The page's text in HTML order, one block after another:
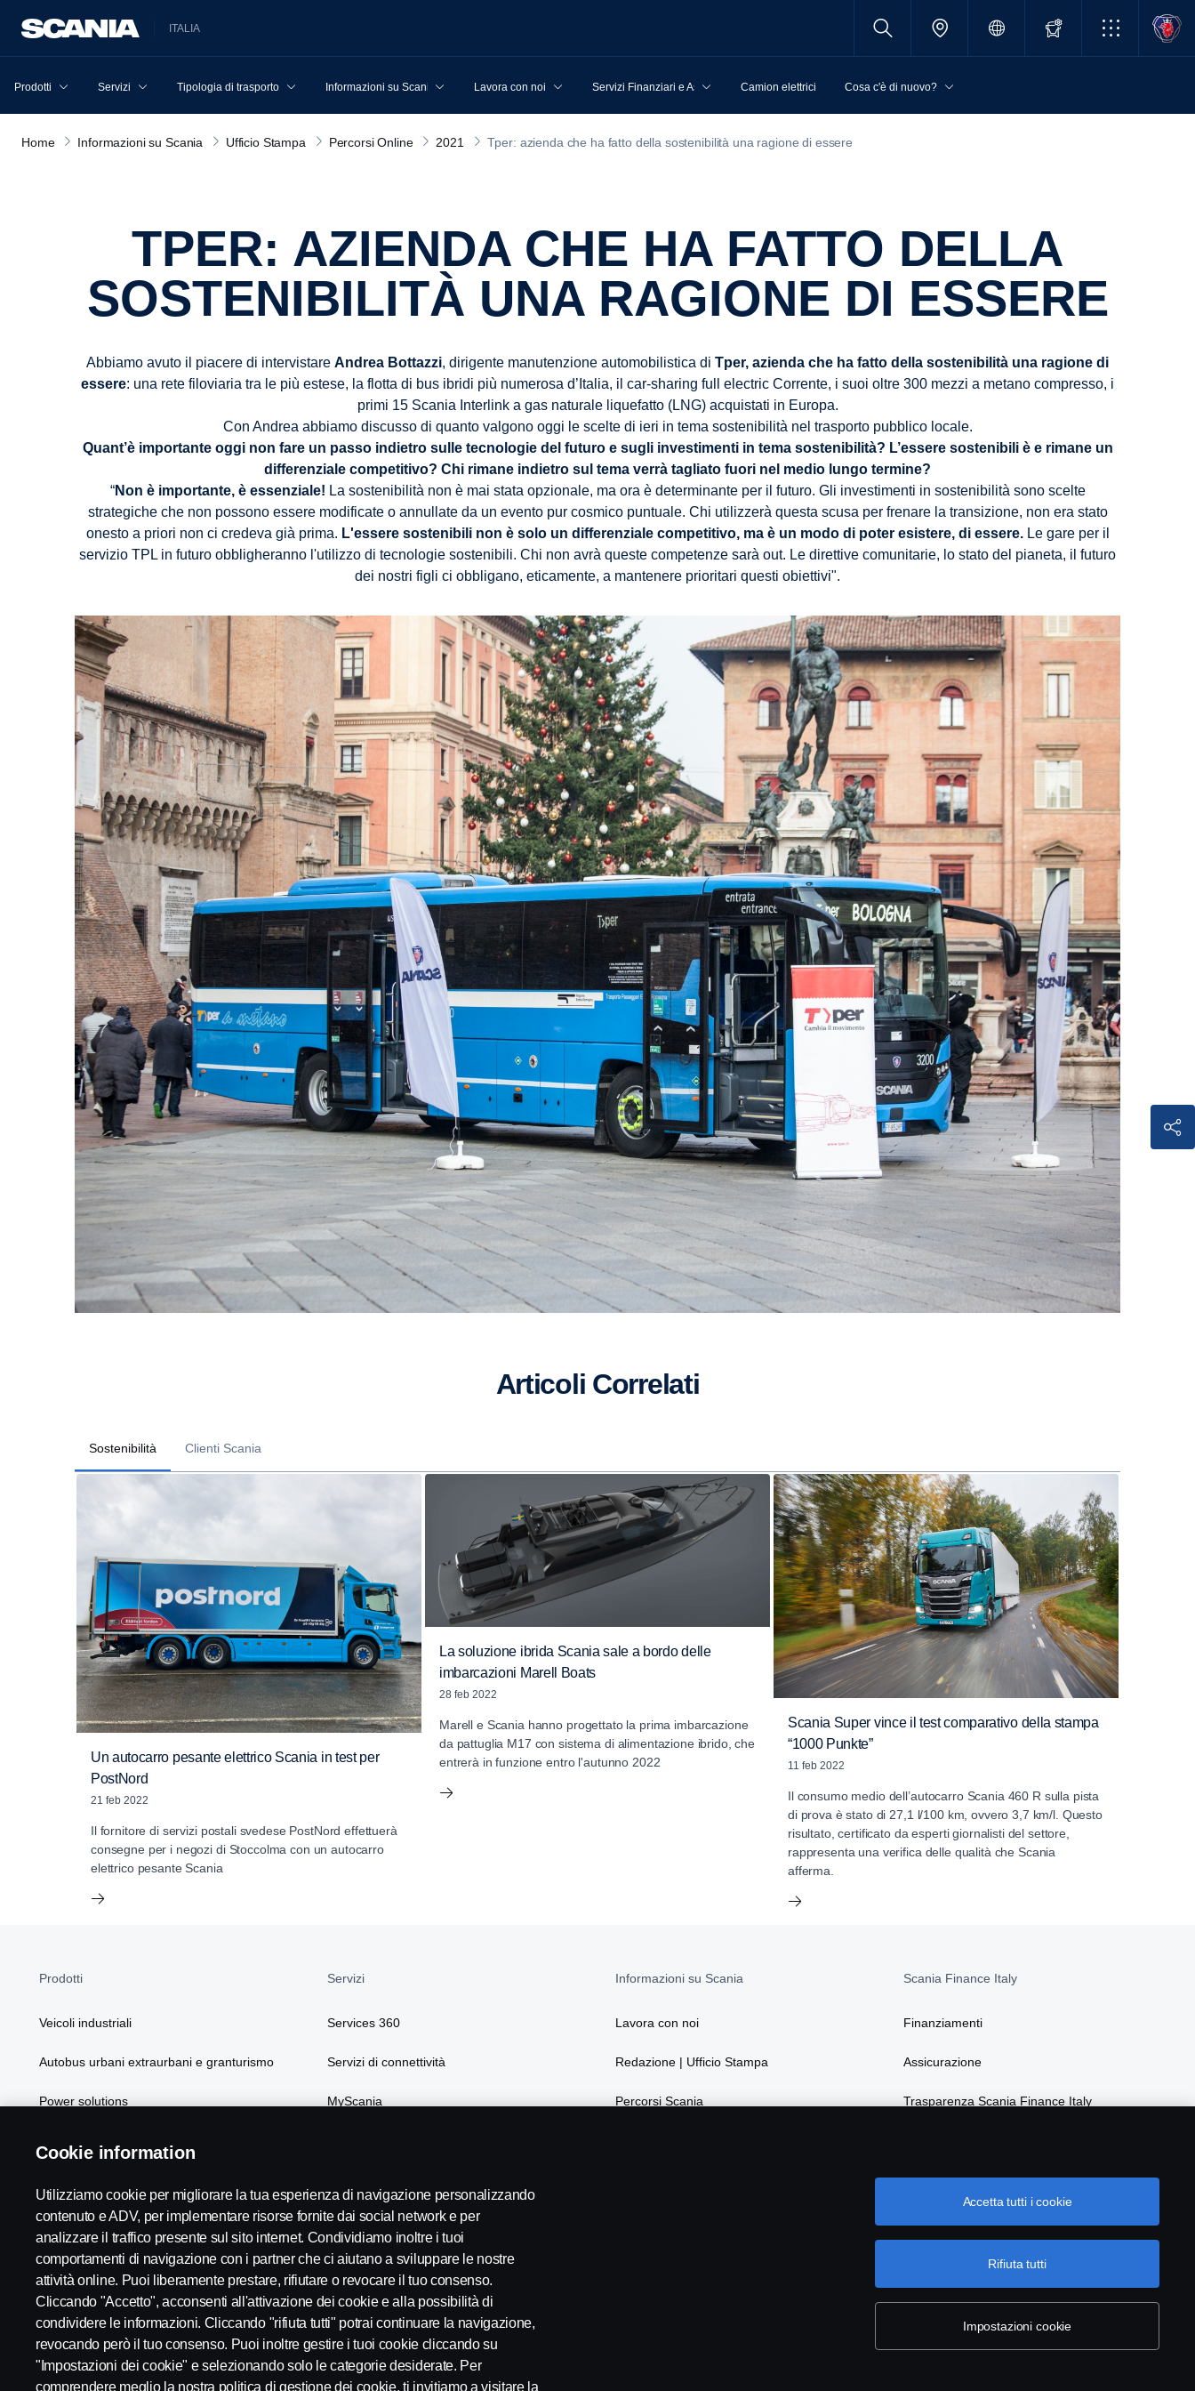
ITALIA
Prodotti Servizi Tipologia di trasporto Informazioni su Scania Lavora con noi Servizi Finanziari e AssicurativiCamion elettrici Cosa c'è di nuovo?
Home Informazioni su Scania Ufficio Stampa Percorsi Online 2021 Tper: azienda che ha fatto della sostenibilità una ragione di essere
TPER: AZIENDA CHE HA FATTO DELLA
SOSTENIBILITÀ UNA RAGIONE DI ESSERE
Abbiamo avuto il piacere di intervistare Andrea Bottazzi, dirigente manutenzione automobilistica di Tper, azienda che ha fatto della sostenibilità una ragione di
essere: una rete filoviaria tra le più estese, la flotta di bus ibridi più numerosa d’Italia, il car-sharing full electric Corrente, i suoi oltre 300 mezzi a metano compresso, i
primi 15 Scania Interlink a gas naturale liquefatto (LNG) acquistati in Europa.
Con Andrea abbiamo discusso di quanto valgono oggi le scelte di ieri in tema sostenibilità nel trasporto pubblico locale.
Quant’è importante oggi non fare un passo indietro sulle tecnologie del futuro e sugli investimenti in tema sostenibilità? L’essere sostenibili è e rimane un
differenziale competitivo? Chi rimane indietro sul tema verrà tagliato fuori nel medio lungo termine?
“Non è importante, è essenziale! La sostenibilità non è mai stata opzionale, ma ora è determinante per il futuro. Gli investimenti in sostenibilità sono scelte
strategiche che non possono essere modificate o annullate da un evento pur cosmico puntuale. Chi utilizzerà questa scusa per frenare la transizione, non era stato
onesto a priori non ci credeva già prima. L'essere sostenibili non è solo un differenziale competitivo, ma è un modo di poter esistere, di essere. Le gare per il
servizio TPL in futuro obbligheranno l'utilizzo di tecnologie sostenibili. Chi non avrà queste competenze sarà out. Le direttive comunitarie, lo stato del pianeta, il futuro
dei nostri figli ci obbligano, eticamente, a mantenere prioritari questi obiettivi".
Articoli Correlati
Sostenibilità Clienti Scania
Un autocarro pesante elettrico Scania in test per
PostNord
21 feb 2022
Il fornitore di servizi postali svedese PostNord effettuerà
consegne per i negozi di Stoccolma con un autocarro
elettrico pesante Scania
La soluzione ibrida Scania sale a bordo delle
imbarcazioni Marell Boats
28 feb 2022
Marell e Scania hanno progettato la prima imbarcazione
da pattuglia M17 con sistema di alimentazione ibrido, che
entrerà in funzione entro l'autunno 2022
Scania Super vince il test comparativo della stampa
“1000 Punkte”
11 feb 2022
Il consumo medio dell’autocarro Scania 460 R sulla pista
di prova è stato di 27,1 l/100 km, ovvero 3,7 km/l. Questo
risultato, certificato da esperti giornalisti del settore,
rappresenta una verifica delle qualità che Scania
afferma.
Intervista a Fulvio Paolo Profeta, Barilla Group
19 gen 2022
L’emergenza sanitaria ha messo a dura prova il sistema
trasportistico italiano. Come hanno vissuto la situazione
le grandi aziende committenti? La sostenibilità rimane un
Intervista a Sergio Lo Monte, Confartigianato
Trasporti
19 gen 2022
Le Associazioni di Categoria hanno incontrato la Ministra
Prodotti
Veicoli industriali
Autobus urbani extraurbani e granturismo
Power solutions
Servizi
Services 360
Servizi di connettività
MyScania
Informazioni su Scania
Lavora con noi
Redazione | Ufficio Stampa
Percorsi Scania
Scania Finance Italy
Finanziamenti
Assicurazione
Trasparenza Scania Finance Italy
Scania in Your Region: Italia
Note legali Privacy statement Cookies Whistleblowing Modello 231
Cookie information
Utilizziamo cookie per migliorare la tua esperienza di navigazione personalizzando
contenuto e ADV, per implementare risorse fornite dai social network e per
analizzare il traffico presente sul sito internet. Condividiamo inoltre i tuoi
comportamenti di navigazione con i partner che ci aiutano a sviluppare le nostre
attività online. Puoi liberamente prestare, rifiutare o revocare il tuo consenso.
Cliccando "Accetto", acconsenti all'attivazione dei cookie e alla possibilità di
condividere le informazioni. Cliccando "rifiuta tutti" potrai continuare la navigazione,
revocando però il tuo consenso. Puoi inoltre gestire i tuoi cookie cliccando su
"Impostazioni dei cookie" e selezionando solo le categorie desiderate. Per
comprendere meglio la nostra politica di gestione dei cookie, ti invitiamo a visitare la
Impostazioni cookie
Rifiuta tutti
Accetta tutti i cookie